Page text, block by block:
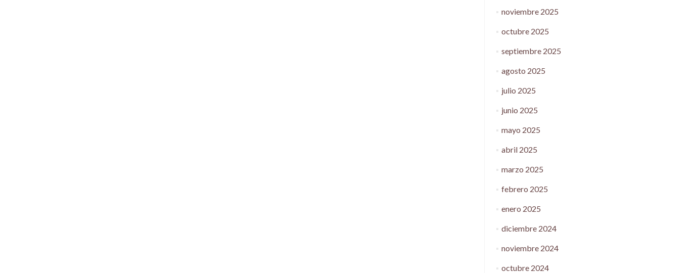
noviembre 2025
octubre 2025
septiembre 2025
agosto 2025
julio 2025
junio 2025
mayo 2025
abril 2025
marzo 2025
febrero 2025
enero 2025
diciembre 2024
noviembre 2024
octubre 2024